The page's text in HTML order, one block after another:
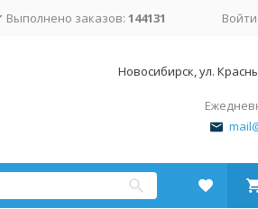
Выполнено заказов: 144131 Войти
Новосибирск, ул.